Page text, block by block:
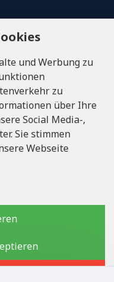
LV40103717618
iela 32 - 7, LV-1046
Alle Rechte vorbehalten
und Werbung zu
zu
über Ihre
Social Media-,
Sie stimmen
Webseite